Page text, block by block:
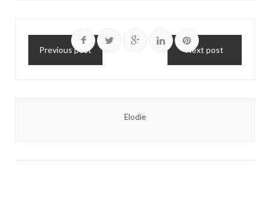
Previous post Next post
Elodie